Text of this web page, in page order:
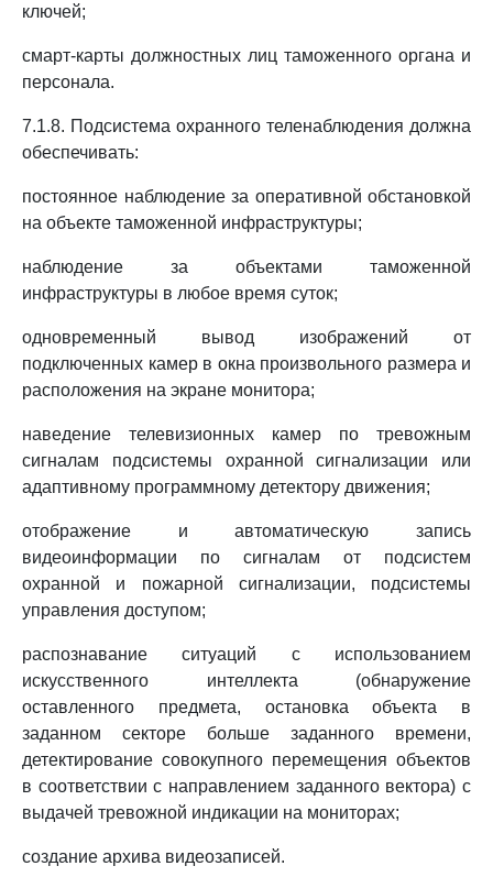
ключей;
смарт-карты должностных лиц таможенного органа и
персонала.
7.1.8. Подсистема охранного теленаблюдения должна
обеспечивать:
постоянное наблюдение за оперативной обстановкой
на объекте таможенной инфраструктуры;
наблюдение за объектами таможенной
инфраструктуры в любое время суток;
одновременный вывод изображений от
подключенных камер в окна произвольного размера и
расположения на экране монитора;
наведение телевизионных камер по тревожным
сигналам подсистемы охранной сигнализации или
адаптивному программному детектору движения;
отображение и автоматическую запись
видеоинформации по сигналам от подсистем
охранной и пожарной сигнализации, подсистемы
управления доступом;
распознавание ситуаций с использованием
искусственного интеллекта (обнаружение
оставленного предмета, остановка объекта в
заданном секторе больше заданного времени,
детектирование совокупного перемещения объектов
в соответствии с направлением заданного вектора) с
выдачей тревожной индикации на мониторах;
создание архива видеозаписей.